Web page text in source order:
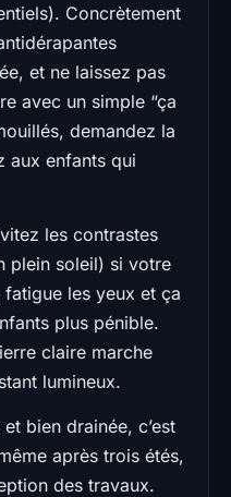
Concrètement
et ne laissez pas
avec un simple “ça
demandez la
aux enfants qui
les contrastes
plein soleil) si votre
les yeux et ça
plus pénible.
claire marche
lumineux.
bien drainée, c’est
après trois étés,
des travaux.